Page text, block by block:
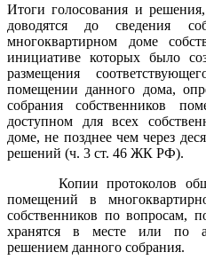
Итоги голосования и
доводятся до сведения
многоквартирном доме
инициативе которых было
размещения
помещении данного дома,
собрания собственников
доступном для всех
доме, не позднее чем через
решений (ч. 3 ст. 46 ЖК РФ).
Копии протоколов общих
помещений в
собственников по вопросам,
хранятся в месте или по
решением данного собрания.